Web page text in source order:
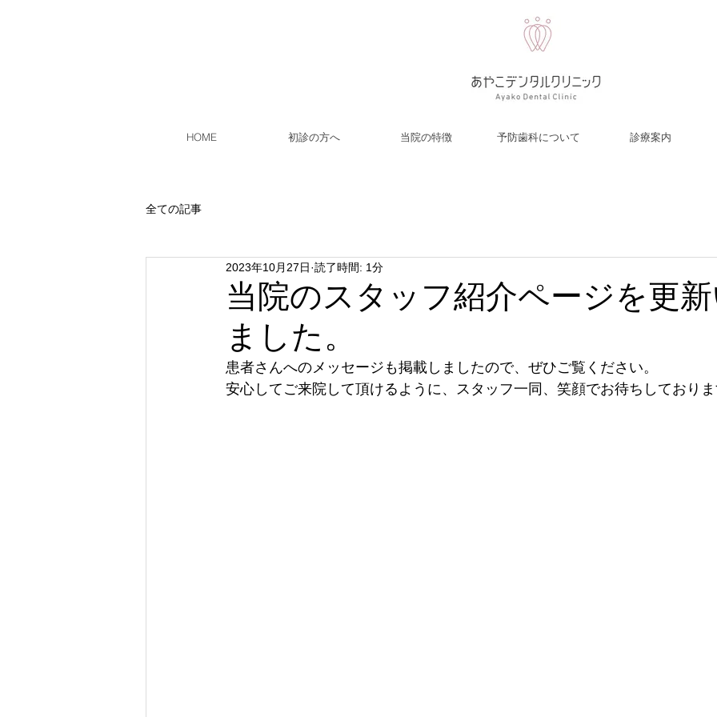
HOME 初診の方へ 当院の特徴 予防歯科について 診療案内
全ての記事
当院のスタッフ紹介ページを更
ました。
2023年10月27日 読了時間: 1分
患者さんへのメッセージも掲載しましたので、ぜひご覧ください。
安心してご来院して頂けるように、スタッフ一同、笑顔でお待ちしており